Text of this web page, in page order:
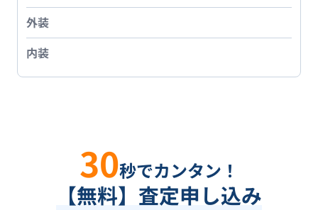
外装
内装
30秒でカンタン！
【無料】査定申し込み